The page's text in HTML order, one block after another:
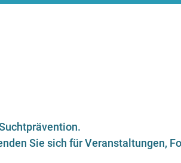
Sie sich für Veranstaltungen,